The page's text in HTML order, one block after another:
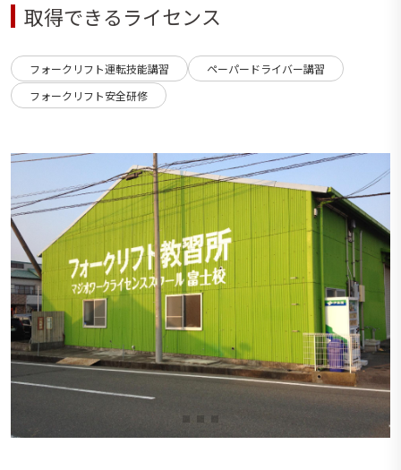
取得できるライセンス
フォークリフト運転技能講習
ペーパードライバー講習
フォークリフト安全研修